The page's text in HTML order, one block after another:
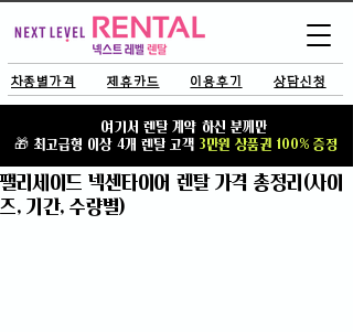
차종별가격 제휴카드 이용후기 상담신청
TR여기서 렌탈 계약 하신 분께만
🎁 최고급형 이상 4개 렌탈 고객 3만원 상품권 100% 증정
팰리세이드 넥센타이어 렌탈 가격 총정리(사이
즈, 기간, 수량별)